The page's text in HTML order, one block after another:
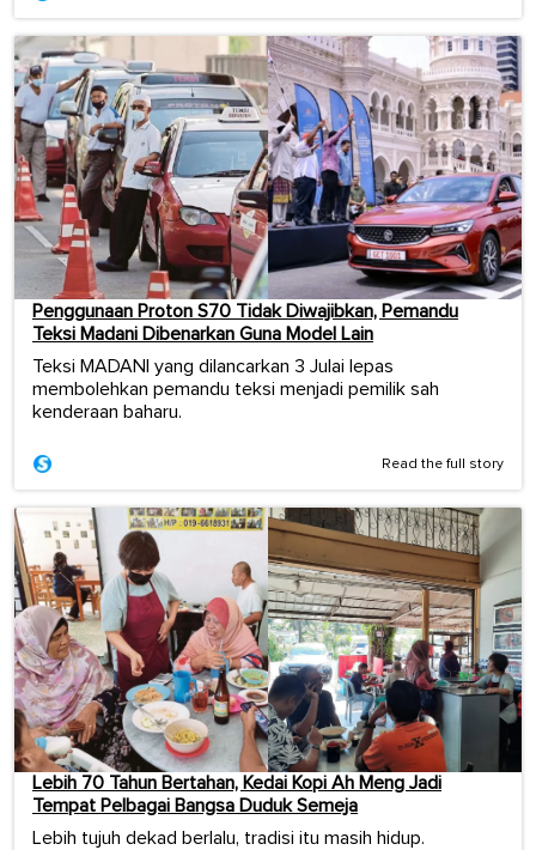
Penggunaan Proton S70 Tidak Diwajibkan, Pemandu
Teksi Madani Dibenarkan Guna Model Lain
Teksi MADANI yang dilancarkan 3 Julai lepas
membolehkan pemandu teksi menjadi pemilik sah
kenderaan baharu.
Read the full story
Lebih 70 Tahun Bertahan, Kedai Kopi Ah Meng Jadi
Tempat Pelbagai Bangsa Duduk Semeja
Lebih tujuh dekad berlalu, tradisi itu masih hidup.